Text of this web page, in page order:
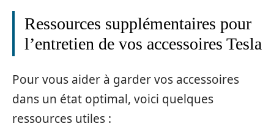
Ressources supplémentaires pour
l’entretien de vos accessoires Tesla
Pour vous aider à garder vos accessoires
dans un état optimal, voici quelques
ressources utiles :